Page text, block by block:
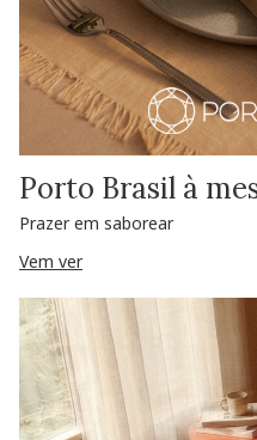
Porto Brasil à
Prazer em saborear
Vem ver